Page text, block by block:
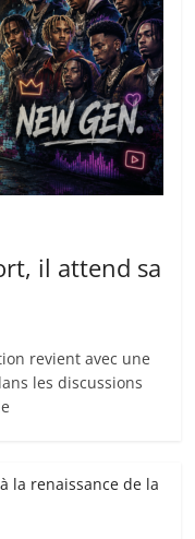
il attend sa
revient avec une
les discussions
la renaissance de la